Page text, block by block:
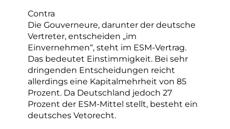
Contra
Die Gouverneure, darunter der deutsche
Vertreter, entscheiden „im
Einvernehmen“, steht im ESM-Vertrag.
Das bedeutet Einstimmigkeit. Bei sehr
dringenden Entscheidungen reicht
allerdings eine Kapitalmehrheit von 85
Prozent. Da Deutschland jedoch 27
Prozent der ESM-Mittel stellt, besteht ein
deutsches Vetorecht.